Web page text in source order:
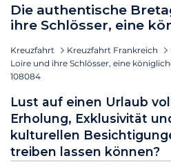
Die authentische
ihre Schlösser, eine
Kreuzfahrt Kreuzfahrt Frankreich
Loire und ihre Schlösser, eine
108084
Lust auf einen Urlaub
Erholung, Exklusivität
kulturellen
treiben lassen können?